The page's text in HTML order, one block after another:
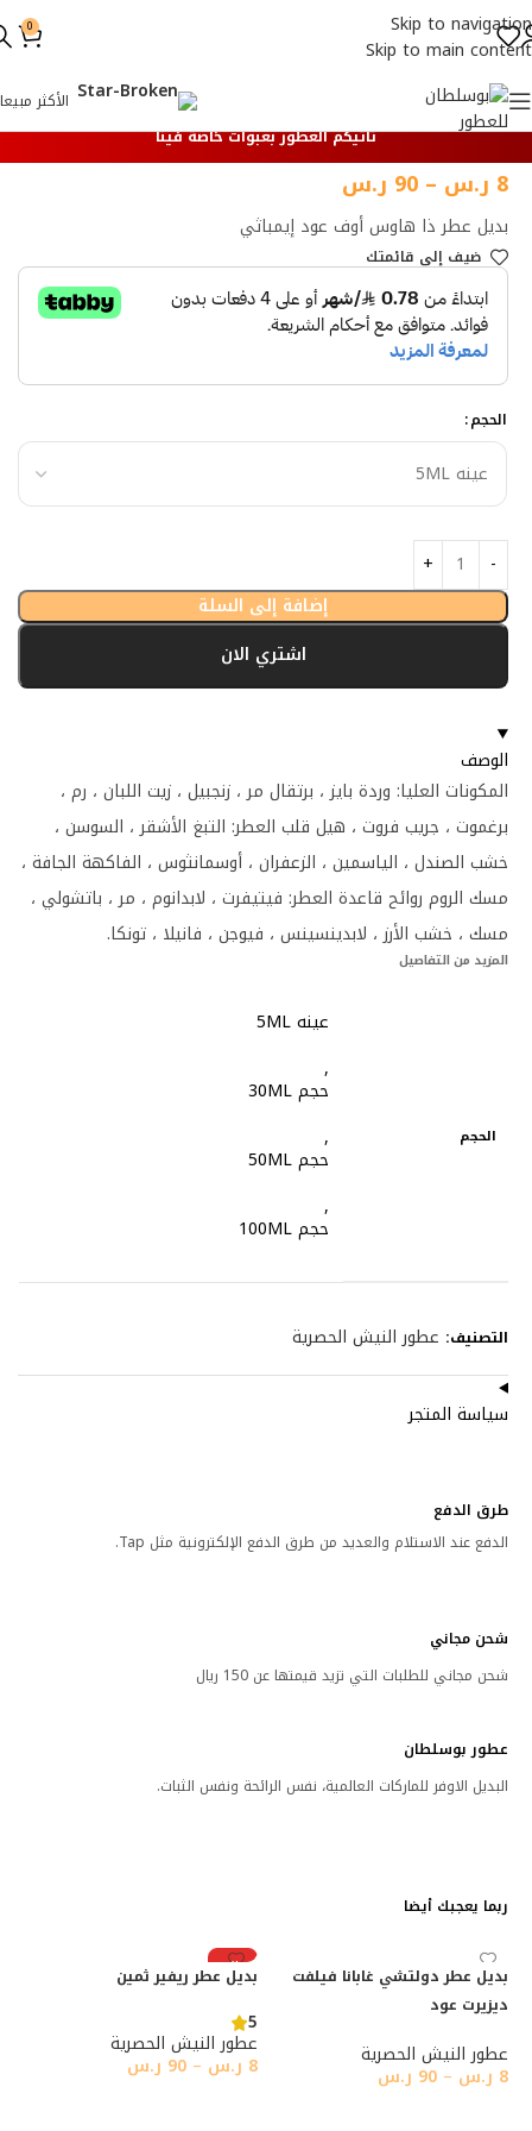
Skip to navigation
Skip to main content
0
الأكثر مبيعا
تأتيكم العطور بعبوات خاصة فينا
بديل عطر ذا هاوس أوف عود إيمباثي
8 ر.س –
90 ر.س
ضيف إلي قائمتك
الحجم
إضافة إلى السلة
اشتري الان
الوصف
المكونات العليا: وردة بايز ، برتقال مر ، زنجبيل ، زيت اللبان ، رم ،
برغموت ، جريب فروت ، هيل قلب العطر: التبغ الأشقر ، السوسن ،
خشب الصندل ، الياسمين ، الزعفران ، أوسمانثوس ، الفاكهة الجافة ،
مسك الروم روائح قاعدة العطر: فيتيفرت ، لابدانوم ، مر ، باتشولي ،
مسك ، خشب الأرز ، لابدينسينس ، فيوجن ، فانيلا ، تونكا.
المزيد من التفاصيل
الحجم
عينه 5ML
,
حجم 30ML
,
حجم 50ML
,
حجم 100ML
التصنيف: عطور النيش الحصرية
سياسة المتجر
طرق الدفع
الدفع عند الاستلام والعديد من طرق الدفع الإلكترونية مثل Tap.
شحن مجاني
شحن مجاني للطلبات التي تزيد قيمتها عن 150 ريال
عطور بوسلطان
البديل الاوفر للماركات العالمية، نفس الرائحة ونفس الثبات.
ربما يعجبك أيضا
بديل عطر دولتشي غابانا فيلفت
ديزيرت عود
عطور النيش الحصرية
8 ر.س –
90 ر.س
رائج
بديل عطر ريفير ثمين
5
عطور النيش الحصرية
8 ر.س –
90 ر.س